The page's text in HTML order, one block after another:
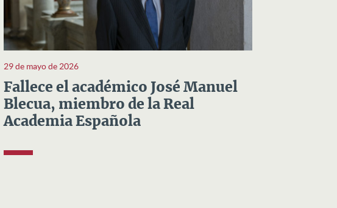
29 de mayo de 2026
Fallece el académico José Manuel
Blecua, miembro de la Real
Academia Española